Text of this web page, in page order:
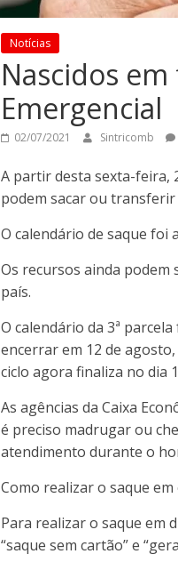
Notícias
Nascidos
Emergencial
02/07/2021 Sintricomb
A partir desta sexta-feira,
podem sacar ou transferir
O calendário de saque foi
Os recursos ainda podem
país.
O calendário da 3ª
encerrar em 12 de
ciclo agora finaliza no dia
As agências da Caixa
é preciso madrugar ou
atendimento durante o
Como realizar o saque
Para realizar o saque em
“saque sem cartão” e